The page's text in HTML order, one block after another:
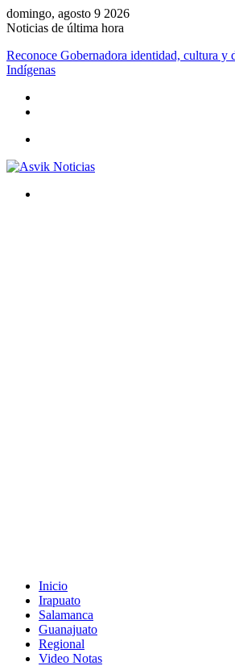
domingo, agosto 9 2026
Noticias de última hora
Reconoce Gobernadora identidad, cultura y
Indígenas
Inicio
Irapuato
Salamanca
Guanajuato
Regional
Video Notas